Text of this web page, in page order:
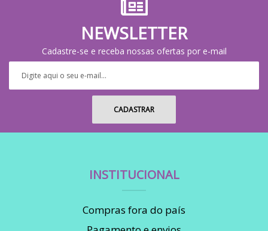
NEWSLETTER
Cadastre-se e receba nossas ofertas por e-mail
INSTITUCIONAL
Compras fora do país